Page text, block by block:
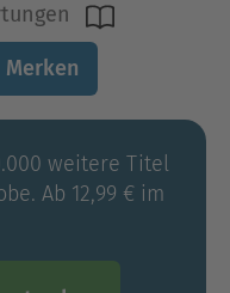
Merken
weitere Titel
Ab 12,99 € im